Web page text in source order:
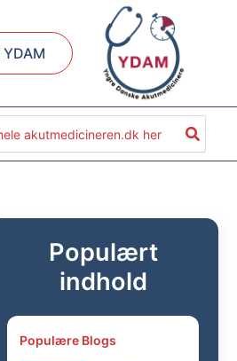
Populært
indhold
Populære Blogs